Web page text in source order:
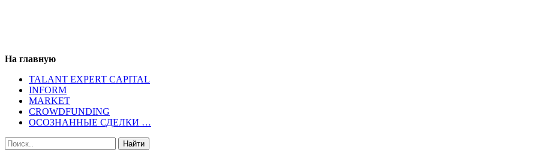
На главную
TALANT EXPERT CAPITAL
INFORM
MARKET
CROWDFUNDING
ОСОЗНАННЫЕ СДЕЛКИ …